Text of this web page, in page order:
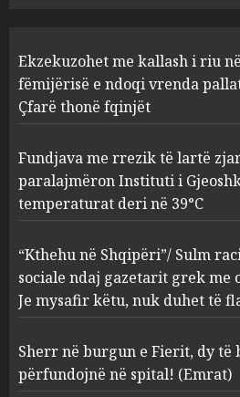
3
racist në
gazetarit
nuk duhet
Sherr në
burgosur
AUGUST 8, 2026
zjarri një
flagrancë
Kavajë!
Ekzekuzohet me kallash i riu
fëmijërisë e ndoqi vrenda
Çfarë thonë fqinjët
Fundjava me rrezik të lartë
paralajmëron Instituti i
temperaturat deri në 39°C
“Kthehu në Shqipëri”/ Sulm
sociale ndaj gazetarit grek me
Je mysafir këtu, nuk duhet të
Sherr në burgun e Fierit, dy të
përfundojnë në spital! (Emrat)